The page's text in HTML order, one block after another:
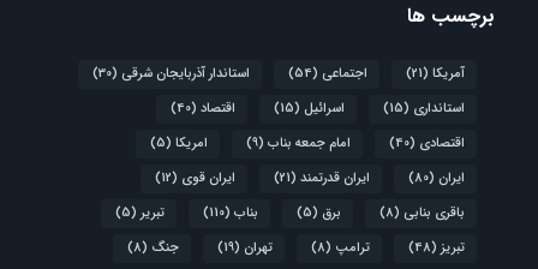
برچسب ها
آمریکا (21) اجتماعی (54) استاندار آذربایجان شرقی (30)
استانداری (15) اسرائیل (15) اقتصاد (40)
اقتصادی (40) امام جمعه بناب (9) امریکا (5)
ایران (80) ایران قدرتمند (21) ایران قوی (12)
باقری بنابی (8) برق (5) بناب (110) تبریر (5)
تبریز (48) ترامپ (8) تهران (19) جنگ (8)